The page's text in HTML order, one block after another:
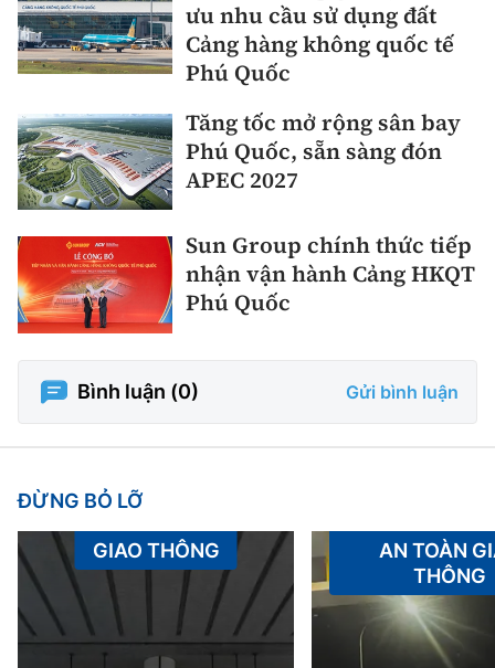
ưu nhu cầu sử dụng đất
Cảng hàng không quốc tế
Phú Quốc
Tăng tốc mở rộng sân bay
Phú Quốc, sẵn sàng đón
APEC 2027
Sun Group chính thức tiếp
nhận vận hành Cảng HKQT
Phú Quốc
Bình luận (0) Gửi bình luận
ĐỪNG BỎ LỠ
GIAO THÔNG
AN TOÀN
THÔNG